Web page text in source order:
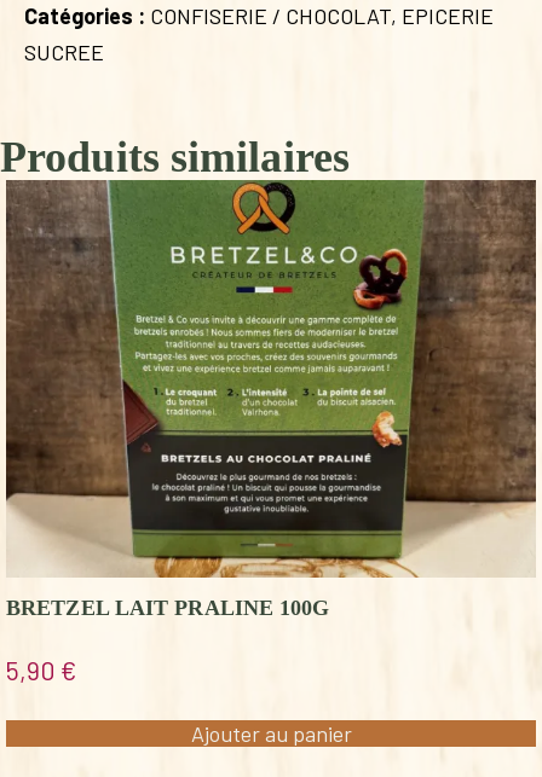
Catégories : CONFISERIE / CHOCOLAT, EPICERIE
SUCREE
Produits similaires
BRETZEL LAIT PRALINE 100G
5,90 €
Ajouter au panier